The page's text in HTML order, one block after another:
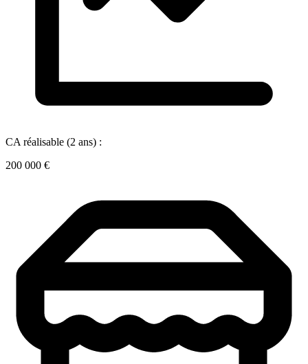
CA réalisable (2 ans) :
200 000 €